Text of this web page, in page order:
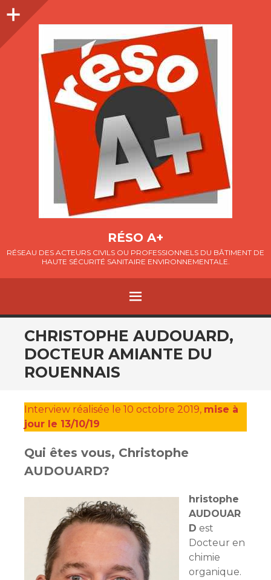
Colonne
RÉSO A+
RÉSEAU DES ACTEURS CIVILS OU PROFESSIONNELS DU BÂTIMENT DE
HAUTE SÉCURITÉ SANITAIRE ENVIRONNEMENTALE.
MENU
ALLER
AU
CONTENU
CHRISTOPHE AUDOUARD,
DOCTEUR AMIANTE DU
ROUENNAIS
Interview réalisée le 10 octobre 2019, mise à
jour le 13/10/19
Qui êtes vous, Christophe
AUDOUARD?
hristophe
AUDOUAR
D est
Docteur en
chimie
organique.